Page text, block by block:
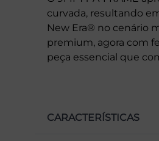
curvada, resultando
New Era® no cenário
premium, agora com
peça essencial que
CARACTERÍSTICAS